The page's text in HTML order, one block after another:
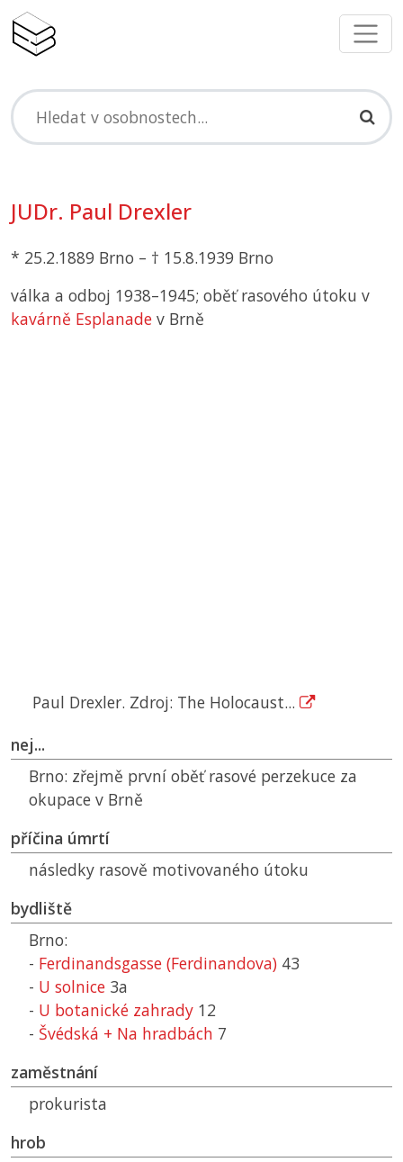
JUDr. Paul Drexler
* 25.2.1889 Brno – † 15.8.1939 Brno
válka a odboj 1938–1945; oběť rasového útoku v
kavárně Esplanade v Brně
Paul Drexler. Zdroj: The Holocaust...
nej...
Brno: zřejmě první oběť rasové perzekuce za
okupace v Brně
příčina úmrtí
následky rasově motivovaného útoku
bydliště
Brno:
- Ferdinandsgasse (Ferdinandova) 43
- U solnice 3a
- U botanické zahrady 12
- Švédská + Na hradbách 7
zaměstnání
prokurista
hrob